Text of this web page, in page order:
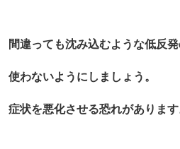
間違っても沈み込むような低反
使わないようにしましょう。
症状を悪化させる恐れがあります